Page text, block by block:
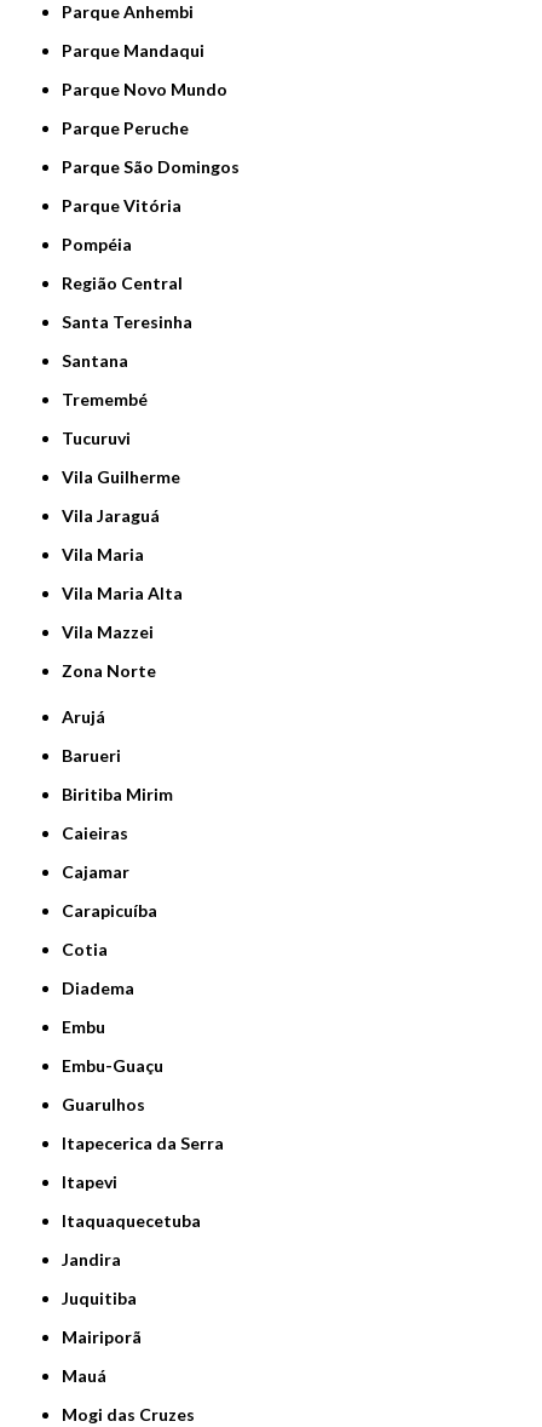
Parque Anhembi
Parque Mandaqui
Parque Novo Mundo
Parque Peruche
Parque São Domingos
Parque Vitória
Pompéia
Região Central
Santa Teresinha
Santana
Tremembé
Tucuruvi
Vila Guilherme
Vila Jaraguá
Vila Maria
Vila Maria Alta
Vila Mazzei
Zona Norte
Arujá
Barueri
Biritiba Mirim
Caieiras
Cajamar
Carapicuíba
Cotia
Diadema
Embu
Embu-Guaçu
Guarulhos
Itapecerica da Serra
Itapevi
Itaquaquecetuba
Jandira
Juquitiba
Mairiporã
Mauá
Mogi das Cruzes